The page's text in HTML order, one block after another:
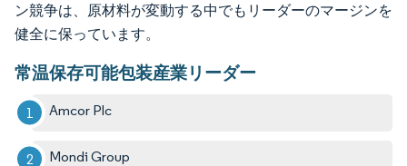
ン競争は、原材料が変動する中でもリーダーのマージンを
健全に保っています。
常温保存可能包装産業リーダー
Amcor Plc
Mondi Group